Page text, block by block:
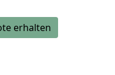
erhalten